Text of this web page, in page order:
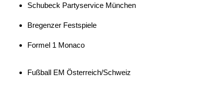
Schubeck Partyservice München
Bregenzer Festspiele
Formel 1 Monaco
Fußball EM Österreich/Schweiz